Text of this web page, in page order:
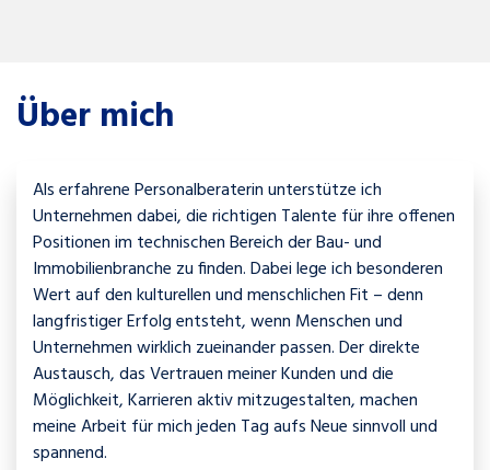
Über mich
Als erfahrene Personalberaterin unterstütze ich
Unternehmen dabei, die richtigen Talente für ihre offenen
Positionen im technischen Bereich der Bau- und
Immobilienbranche zu finden. Dabei lege ich besonderen
Wert auf den kulturellen und menschlichen Fit – denn
langfristiger Erfolg entsteht, wenn Menschen und
Unternehmen wirklich zueinander passen. Der direkte
Austausch, das Vertrauen meiner Kunden und die
Möglichkeit, Karrieren aktiv mitzugestalten, machen
meine Arbeit für mich jeden Tag aufs Neue sinnvoll und
spannend.